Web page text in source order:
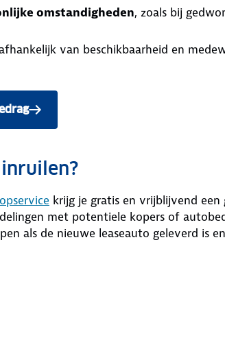
omstandigheden, zoals bij
van beschikbaarheid en
krijg je gratis en vrijblijvend
met potentiele kopers of
als de nieuwe leaseauto geleverd is